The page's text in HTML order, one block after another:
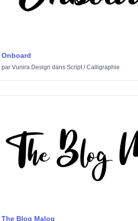
Onboard
par Vunira Design dans Script/Calligraphie
The Blog Malog